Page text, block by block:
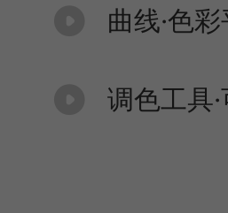
曲线·色
调色工具